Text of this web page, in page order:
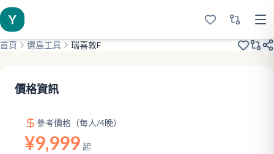
Y
首頁 選島工具 瑞喜敦F
價格資訊
參考價格（每人/4晚）
¥9,999 起